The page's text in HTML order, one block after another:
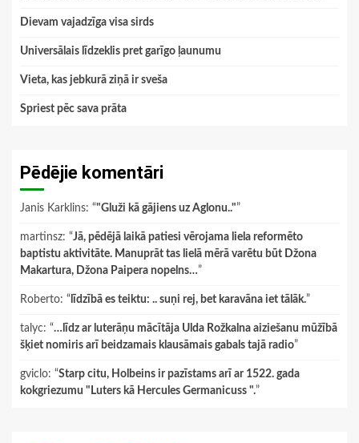
Dievam vajadzīga visa sirds
Universālais līdzeklis pret garīgo ļaunumu
Vieta, kas jebkurā ziņā ir sveša
Spriest pēc sava prāta
Pēdējie komentāri
Janis Karklins: “"Gluži kā gājiens uz Aglonu.."”
martinsz: “Jā, pēdējā laikā patiesi vērojama liela reformēto
baptistu aktivitāte. Manuprāt tas lielā mērā varētu būt Džona
Makartura, Džona Paipera nopelns…”
Roberto: “ līdzībā es teiktu: .. suņi rej, bet karavāna iet tālāk.”
talyc: “…līdz ar luterāņu mācītāja Ulda Rožkalna aiziešanu mūžībā
šķiet nomiris arī beidzamais klausāmais gabals tajā radio”
gviclo: “Starp citu, Holbeins ir pazīstams arī ar 1522. gada
kokgriezumu "Luters kā Hercules Germanicuss ".”